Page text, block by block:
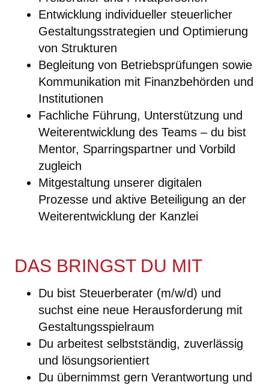
Entwicklung individueller steuerlicher
Gestaltungsstrategien und Optimierung
von Strukturen
Begleitung von Betriebsprüfungen sowie
Kommunikation mit Finanzbehörden und
Institutionen
Fachliche Führung, Unterstützung und
Weiterentwicklung des Teams – du bist
Mentor, Sparringspartner und Vorbild
zugleich
Mitgestaltung unserer digitalen
Prozesse und aktive Beteiligung an der
Weiterentwicklung der Kanzlei
DAS BRINGST DU MIT
Du bist Steuerberater (m/w/d) und
suchst eine neue Herausforderung mit
Gestaltungsspielraum
Du arbeitest selbstständig, zuverlässig
und lösungsorientiert
Du übernimmst gern Verantwortung und